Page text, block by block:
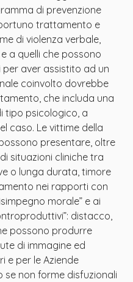
di prevenzione
trattamento e
di violenza verbale,
a quelli che possono
aver assistito ad un
coinvolto dovrebbe
che includa una
tipo psicologico, a
caso. Le vittime della
presentare, oltre
situazioni cliniche tra
o lunga durata, timore
nei rapporti con
morale” e ai
distacco,
possono produrre
di immagine ed
e per le Aziende
se non forme disfuzionali